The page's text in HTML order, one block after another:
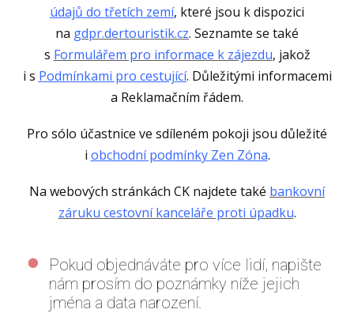
údajů do třetích zemí, které jsou k dispozici
na gdpr.dertouristik.cz. Seznamte se také
s Formulářem pro informace k zájezdu, jakož
i s Podmínkami pro cestující. Důležitými informacemi
a Reklamačním řádem.
Pro sólo účastnice ve sdíleném pokoji jsou důležité
i obchodní podmínky Zen Zóna.
Na webových stránkách CK najdete také bankovní
záruku cestovní kanceláře proti úpadku.
Pokud objednáváte pro více lidí, napište
nám prosím do poznámky níže jejich
jména a data narození.